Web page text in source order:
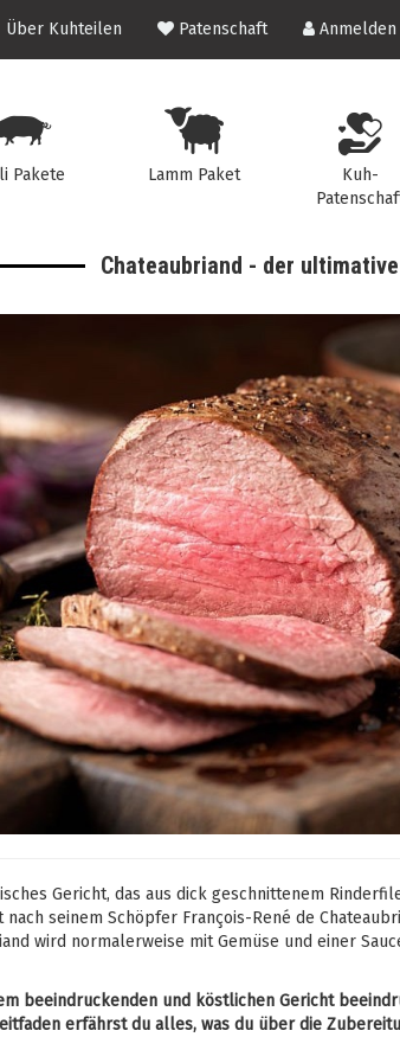
Über Kuhteilen Patenschaft
Pakete Lamm Paket
Kuh-
Chateaubriand - der
Gericht, das aus dick geschnittenem
seinem Schöpfer François-René de
wird normalerweise mit Gemüse und einer
beeindruckenden und köstlichen Gericht
erfährst du alles, was du über die